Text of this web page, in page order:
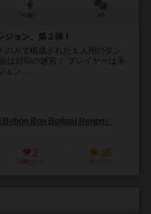
ョン、第２弾！
のみで構成された１人用のダン
は封印の迷宮！ プレイヤーは手
ン...
Bon Bojiwai Renpo）
2
お気に入り
16
持ってる